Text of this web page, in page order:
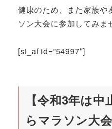
健康のため、また家族や
ソン大会に参加してみま
[st_af id=”54997″]
【令和3年は中
らマラソン大会